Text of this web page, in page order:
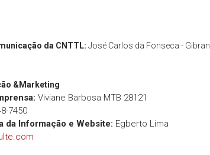
da CNTTL: José Carlos da Fonseca - Gibran
&Marketing
Viviane Barbosa MTB 28121
7450
da Informação e Website: Egberto Lima